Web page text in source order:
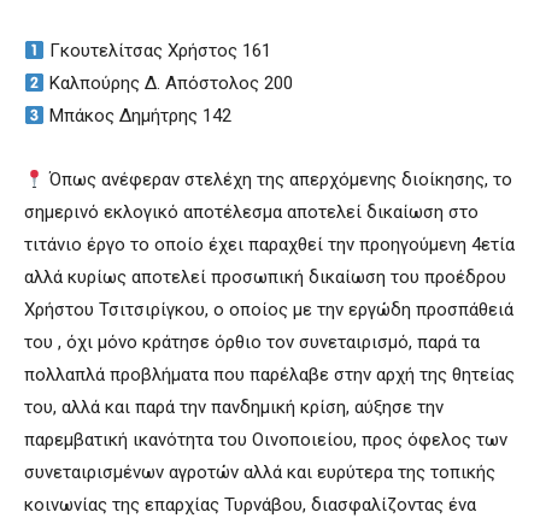
Γκουτελίτσας Χρήστος 161
Καλπούρης Δ. Απόστολος 200
Μπάκος Δημήτρης 142
Όπως ανέφεραν στελέχη της απερχόμενης διοίκησης, το
σημερινό εκλογικό αποτέλεσμα αποτελεί δικαίωση στο
τιτάνιο έργο το οποίο έχει παραχθεί την προηγούμενη 4ετία
αλλά κυρίως αποτελεί προσωπική δικαίωση του προέδρου
Χρήστου Τσιτσιρίγκου, ο οποίος με την εργώδη προσπάθειά
του , όχι μόνο κράτησε όρθιο τον συνεταιρισμό, παρά τα
πολλαπλά προβλήματα που παρέλαβε στην αρχή της θητείας
του, αλλά και παρά την πανδημική κρίση, αύξησε την
παρεμβατική ικανότητα του Οινοποιείου, προς όφελος των
συνεταιρισμένων αγροτών αλλά και ευρύτερα της τοπικής
κοινωνίας της επαρχίας Τυρνάβου, διασφαλίζοντας ένα